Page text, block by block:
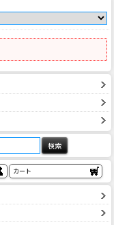
カート